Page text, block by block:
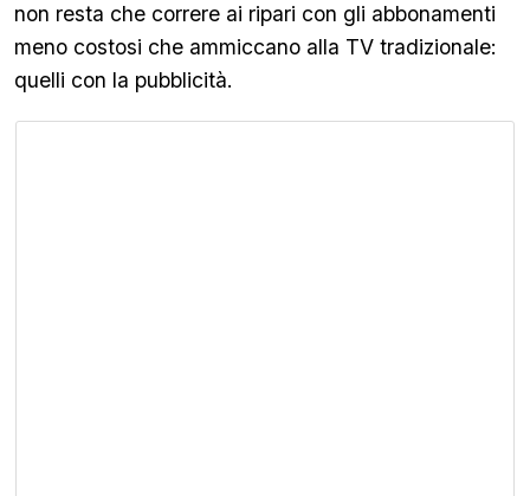
non resta che correre ai ripari con gli abbonamenti
meno costosi che ammiccano alla TV tradizionale:
quelli con la pubblicità.